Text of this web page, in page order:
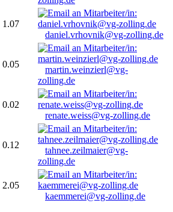
1.07
daniel.vrhovnik@vg-zolling.de
0.05
martin.weinzierl@vg-
zolling.de
0.02
renate.weiss@vg-zolling.de
0.12
tahnee.zeilmaier@vg-
zolling.de
2.05
kaemmerei@vg-zolling.de